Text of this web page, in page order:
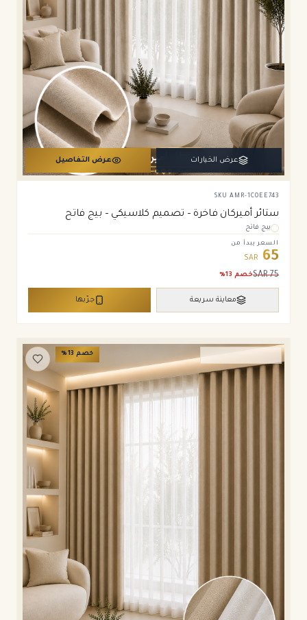
عرض الخيارات عرض التفاصيل
SKU AMR-1C0EE743
ستائر أميركان فاخرة – تصميم كلاسيكي – بيج فاتح
بيج فاتح
السعر يبدأ من
65
SAR
75
SARخصم 13
%
معاينة سريعة جرّبها
خصم 13
%